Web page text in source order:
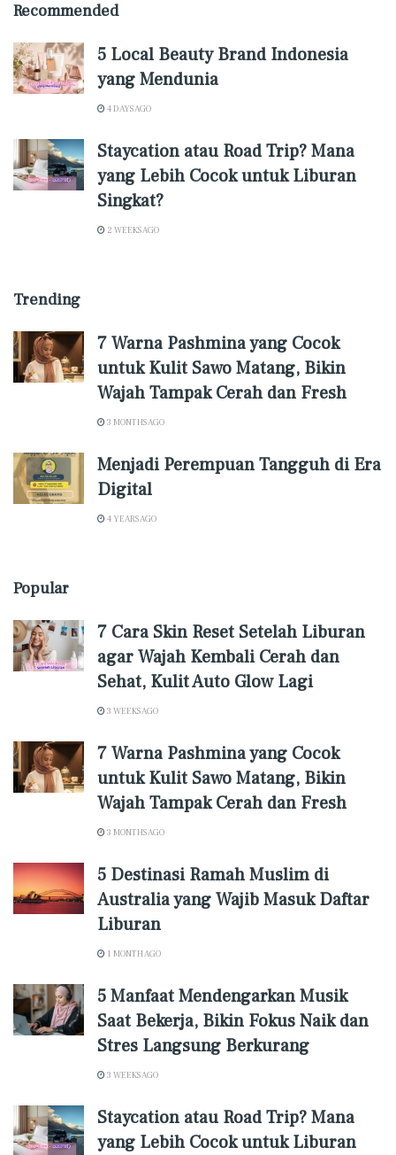
Recommended
5 Local Beauty Brand Indonesia
yang Mendunia
4 DAYS AGO
Staycation atau Road Trip? Mana
yang Lebih Cocok untuk Liburan
Singkat?
2 WEEKS AGO
Trending
7 Warna Pashmina yang Cocok
untuk Kulit Sawo Matang, Bikin
Wajah Tampak Cerah dan Fresh
3 MONTHS AGO
Menjadi Perempuan Tangguh di Era
Digital
4 YEARS AGO
Popular
7 Cara Skin Reset Setelah Liburan
agar Wajah Kembali Cerah dan
Sehat, Kulit Auto Glow Lagi
3 WEEKS AGO
7 Warna Pashmina yang Cocok
untuk Kulit Sawo Matang, Bikin
Wajah Tampak Cerah dan Fresh
3 MONTHS AGO
5 Destinasi Ramah Muslim di
Australia yang Wajib Masuk Daftar
Liburan
1 MONTH AGO
5 Manfaat Mendengarkan Musik
Saat Bekerja, Bikin Fokus Naik dan
Stres Langsung Berkurang
3 WEEKS AGO
Staycation atau Road Trip? Mana
yang Lebih Cocok untuk Liburan